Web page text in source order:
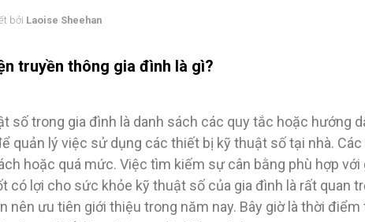
bởi Laoise Sheehan
truyền thông gia đình là gì?
số trong gia đình là danh sách các quy tắc hoặc hướng
quản lý việc sử dụng các thiết bị kỹ thuật số tại nhà.
hoặc quá mức. Việc tìm kiếm sự cân bằng phù hợp
có lợi cho sức khỏe kỹ thuật số của gia đình là rất quan
nên ưu tiên giới thiệu trong năm nay. Bây giờ là thời